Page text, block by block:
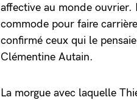
affective au monde
commode pour faire
confirmé ceux qui le
Clémentine Autain.
La morgue avec laquelle